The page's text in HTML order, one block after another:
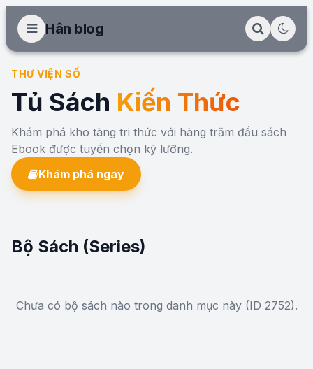
Hân blog
THƯ VIỆN SỐ
Tủ Sách Kiến Thức
Khám phá kho tàng tri thức với hàng trăm đầu sách
Ebook được tuyển chọn kỹ lưỡng.
Khám phá ngay
Bộ Sách (Series)
Chưa có bộ sách nào trong danh mục này (ID 2752).